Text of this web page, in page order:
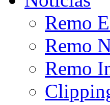
Remo
Remo
Remo